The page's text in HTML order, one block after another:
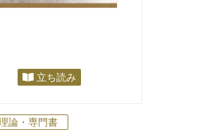
立ち読み
論・専門書